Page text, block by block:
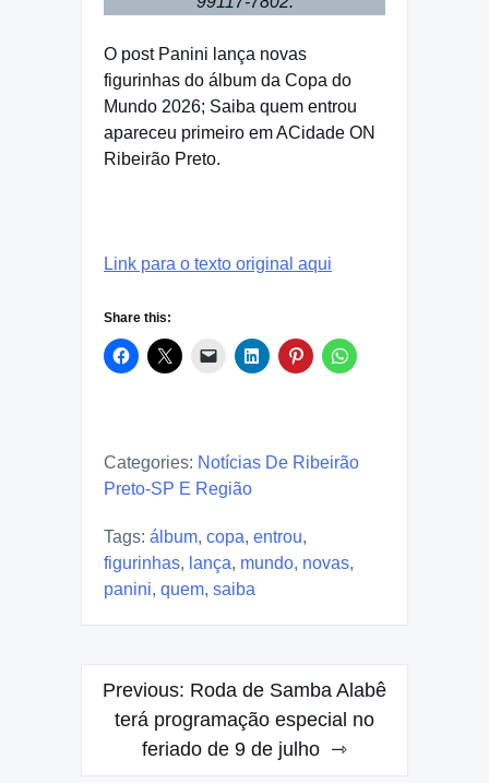
O post Panini lança novas
figurinhas do álbum da Copa do
Mundo 2026; Saiba quem entrou
apareceu primeiro em ACidade ON
Ribeirão Preto.
Link para o texto original aqui
Share this:
Categories: Notícias De Ribeirão
Preto-SP E Região
Tags: álbum, copa, entrou,
figurinhas, lança, mundo, novas,
panini, quem, saiba
Post
navigation
Previous: Roda de Samba Alabê
terá programação especial no
feriado de 9 de julho